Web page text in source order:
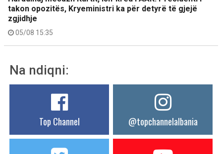
takon opozitës, Kryeministri ka për detyrë të gjejë
zgjidhje
05/08 15:35
Na ndiqni:
Top Channel @topchannelalbania